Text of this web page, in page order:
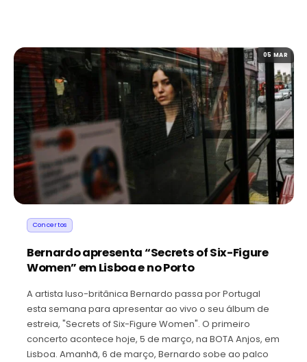
05 MAR
Concertos
Bernardo apresenta “Secrets of Six-Figure
Women” em Lisboa e no Porto
A artista luso-britânica Bernardo passa por Portugal
esta semana para apresentar ao vivo o seu álbum de
estreia, "Secrets of Six-Figure Women". O primeiro
concerto acontece hoje, 5 de março, na BOTA Anjos, em
Lisboa. Amanhã, 6 de março, Bernardo sobe ao palco